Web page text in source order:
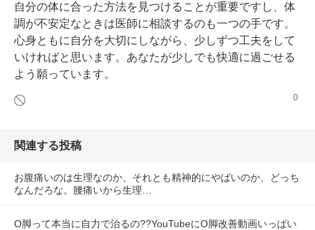
自分の体に合った方法を見つけることが重要ですし、体
調が不安定なときは医師に相談するのも一つの手です。
心身ともに自分を大切にしながら、少しずつ工夫をして
いければと思います。あなたが少しでも快適に過ごせる
よう願っています。
0
関連する投稿
お腹痛いのは生理なのか、それとも精神的にやばいのか、どっち
なんだろな。腰痛いから生理…
O脚って本当に自力で治るの??YouTubeにO脚改善動画いっぱい